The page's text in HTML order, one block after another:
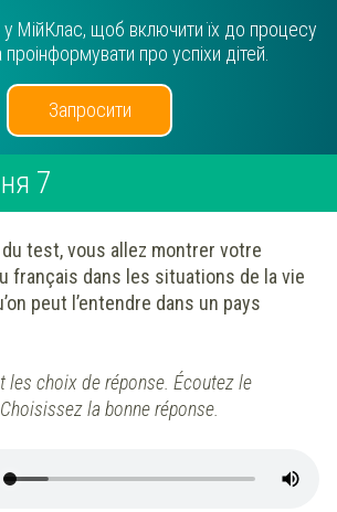
у МійКлас, щоб включити їх до процесу
проінформувати про успіхи дітей.
Запросити
7
test, vous allez montrer votre
français dans les situations de la vie
peut l’entendre dans un pays
les choix de réponse. Écoutez le
labonne réponse.